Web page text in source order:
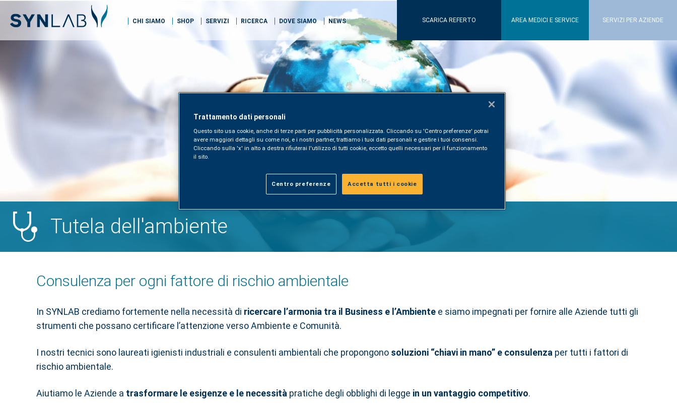
CHI SIAMO SHOP SERVIZI RICERCA DOVE SIAMO NEWS SCARICA REFERTO AREA MEDICI E SERVICE SERVIZI PER AZIENDE
Tutela dell'ambiente
Consulenza per ogni fattore di rischio ambientale
In SYNLAB crediamo fortemente nella necessità di ricercare l’armonia tra il Business e l’Ambiente e siamo impegnati per fornire alle Aziende tutti gli
strumenti che possano certificare l’attenzione verso Ambiente e Comunità.
I nostri tecnici sono laureati igienisti industriali e consulenti ambientali che propongono soluzioni “chiavi in mano” e consulenza per tutti i fattori di
rischio ambientale.
Aiutiamo le Aziende a trasformare le esigenze e le necessità pratiche degli obblighi di legge in un vantaggio competitivo.
Trattamento dati personali
Questo sito usa cookie, anche di terze parti per pubblicità personalizzata. Cliccando su 'Centro preferenze' potrai
avere maggiori dettagli su come noi, e i nostri partner, trattiamo i tuoi dati personali e gestire i tuoi consensi.
Cliccando sulla 'x' in alto a destra rifiuterai l'utilizzo di tutti cookie, eccetto quelli necessari per il funzionamento
il sito.
Centro preferenze Accetta tutti i cookie